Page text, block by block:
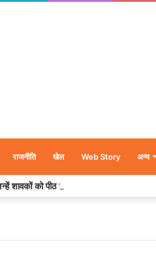
राजनीति खेल Web Story अन्य
शावकों को पीठ पर बैठाकर घूमती दिखी मादा भालू